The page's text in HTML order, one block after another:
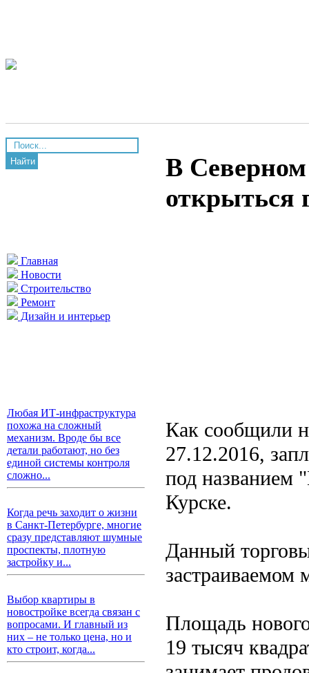
Найти
Главная
Новости
Строительство
Ремонт
Дизайн и интерьер
Любая ИТ-инфраструктура
похожа на сложный
механизм. Вроде бы все
детали работают, но без
единой системы контроля
сложно...
Когда речь заходит о жизни
в Санкт-Петербурге, многие
сразу представляют шумные
проспекты, плотную
застройку и...
Выбор квартиры в
новостройке всегда связан с
вопросами. И главный из
них – не только цена, но и
кто строит, когда...
В
открыться
Как сообщили
27.12.2016,
под названием
Курске.
Данный
застраиваемом
Площадь
19 тысяч